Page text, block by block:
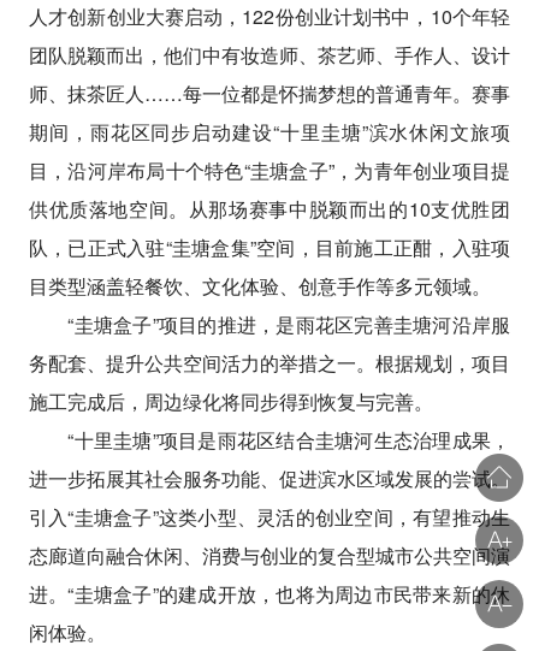
人才创新创业大赛启动，122份创业计划书中，10个年轻
团队脱颖而出，他们中有妆造师、茶艺师、手作人、设计
师、抹茶匠人……每一位都是怀揣梦想的普通青年。赛事
期间，雨花区同步启动建设“十里圭塘”滨水休闲文旅项
目，沿河岸布局十个特色“圭塘盒子”，为青年创业项目提
供优质落地空间。从那场赛事中脱颖而出的10支优胜团
队，已正式入驻“圭塘盒集”空间，目前施工正酣，入驻项
目类型涵盖轻餐饮、文化体验、创意手作等多元领域。
“圭塘盒子”项目的推进，是雨花区完善圭塘河沿岸服
务配套、提升公共空间活力的举措之一。根据规划，项目
施工完成后，周边绿化将同步得到恢复与完善。
“十里圭塘”项目是雨花区结合圭塘河生态治理成果，
进一步拓展其社会服务功能、促进滨水区域发展的尝试。
引入“圭塘盒子”这类小型、灵活的创业空间，有望推动生
态廊道向融合休闲、消费与创业的复合型城市公共空间演
进。“圭塘盒子”的建成开放，也将为周边市民带来新的休
闲体验。